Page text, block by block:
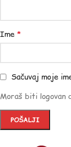
Ime *
Sačuvaj moje
Moraš biti logovan